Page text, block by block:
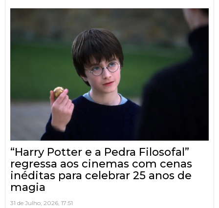
“Harry Potter e a Pedra Filosofal”
regressa aos cinemas com cenas
inéditas para celebrar 25 anos de
magia
31 de Julho, 2026, 17:51